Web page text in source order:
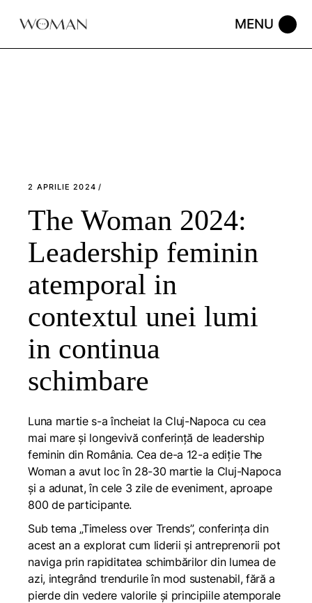
2 APRILIE 2024
The Woman 2024:
Leadership feminin
atemporal in
contextul unei lumi
in continua
schimbare
Luna martie s-a încheiat la Cluj-Napoca cu cea
mai mare și longevivă conferință de leadership
feminin din România. Cea de-a 12-a ediție The
Woman a avut loc în 28-30 martie la Cluj-Napoca
și a adunat, în cele 3 zile de eveniment, aproape
800 de participante.
Sub tema „Timeless over Trends”, conferința din
acest an a explorat cum liderii și antreprenorii pot
naviga prin rapiditatea schimbărilor din lumea de
azi, integrând trendurile în mod sustenabil, fără a
pierde din vedere valorile și principiile atemporale